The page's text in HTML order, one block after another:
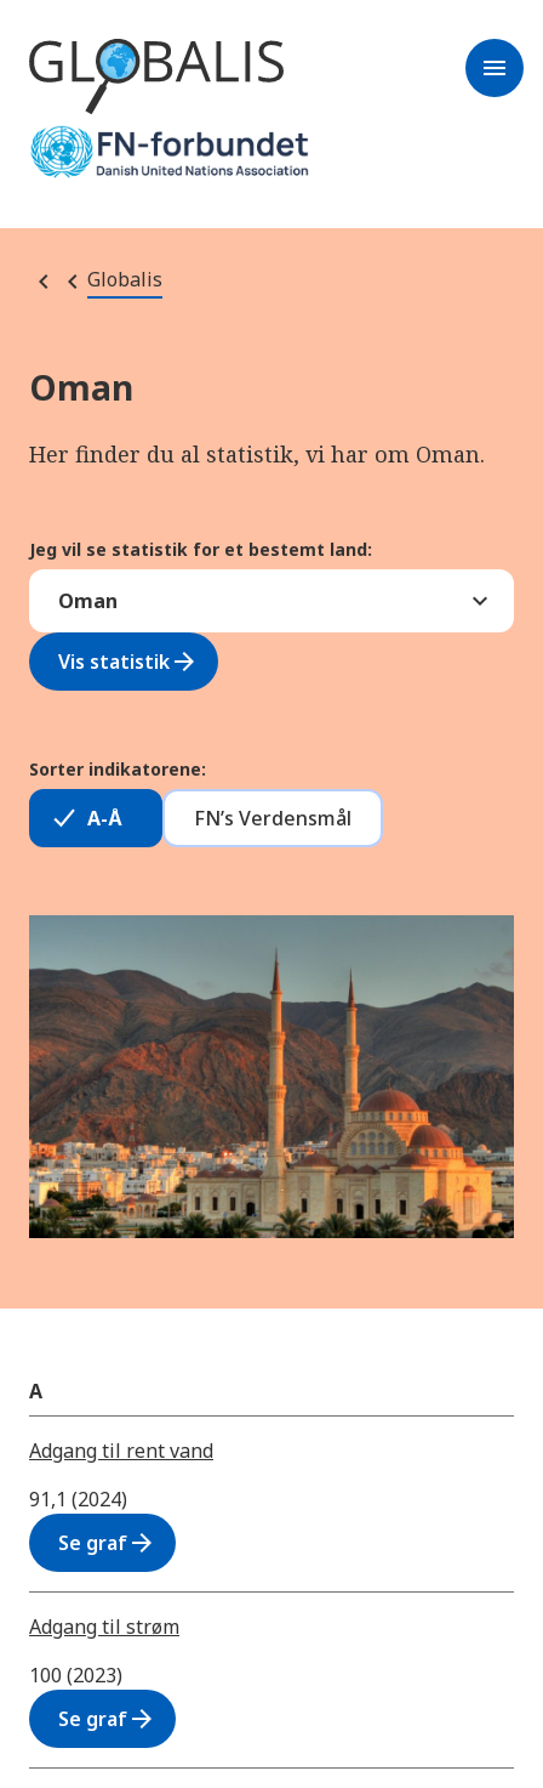
menu
Globalis
Oman
Her finder du al statistik, vi har om Oman.
Jeg vil se statistik for et bestemt land:
Vis statistikarrow_forward
Sorter indikatorene:
A-Å FN’s Verdensmål
A
Adgang til rent vand
91,1 (2024)
Se grafarrow_forward
Adgang til strøm
100 (2023)
Se grafarrow_forward